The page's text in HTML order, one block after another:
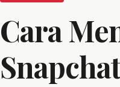
Cara